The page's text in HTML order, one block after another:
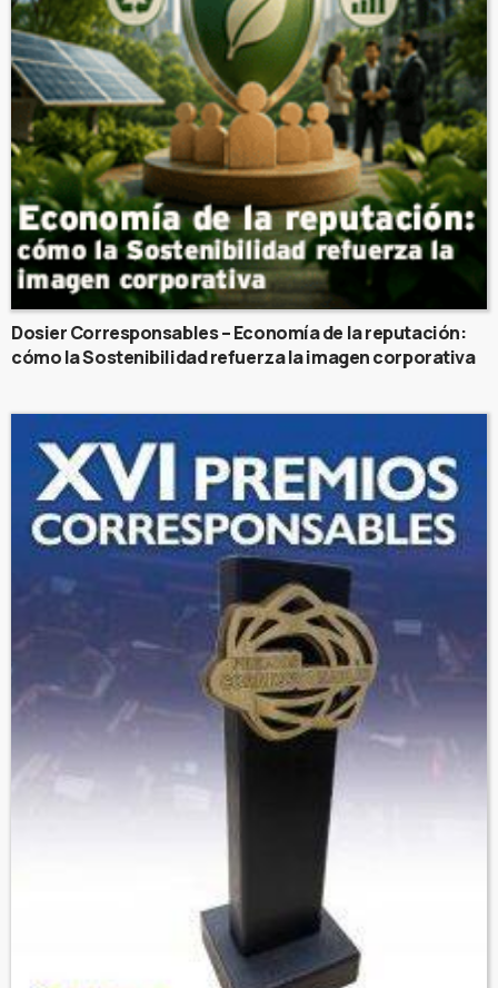
Dosier Corresponsables – Economía de la reputación:
cómo la Sostenibilidad refuerza la imagen corporativa